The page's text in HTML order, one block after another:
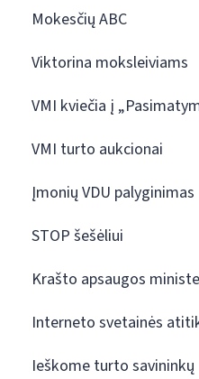
Mokesčių ABC
Viktorina moksleiviams
VMI kviečia į
VMI turto aukcionai
Įmonių VDU palyginimas
STOP šešėliui
Krašto apsaugos
Interneto svetainės
Ieškome turto savininkų